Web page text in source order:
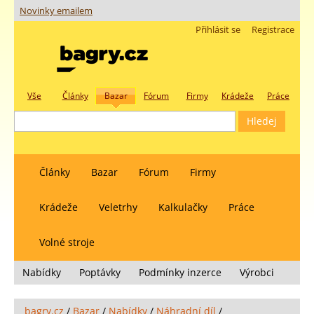
Novinky emailem
Registrace
Přihlásit se
Vše Články Bazar Fórum Firmy Krádeže Práce
Články Bazar Fórum Firmy
Krádeže Veletrhy Kalkulačky Práce
Volné stroje
Nabídky Poptávky Podmínky inzerce Výrobci
bagry.cz / Bazar / Nabídky / Náhradní díl /